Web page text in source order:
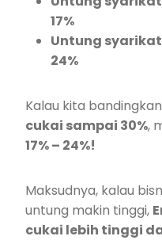
17%
Untung syarikat
24%
Kalau kita
cukai sampai 30%,
17% – 24%!
Maksudnya, kalau
untung makin tinggi,
cukai lebih tinggi